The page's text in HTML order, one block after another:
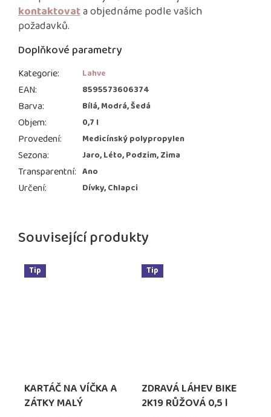
Související produkty
Tip
KARTÁČ NA VÍČKA A
ZÁTKY MALÝ
Tip
ZDRAVÁ LÁHEV BIKE
2K19 RŮŽOVÁ 0,5 l
kontaktovata objednáme podle vašich
požadavků.
Doplňkové parametry
Kategorie: Lahve
EAN: 8595573606374
Barva: Bílá, Modrá, Šedá
Objem: 0,7 l
Provedení: Medicínský polypropylen
Sezona: Jaro, Léto, Podzim, Zima
Transparentní: Ano
Určení: Dívky, Chlapci